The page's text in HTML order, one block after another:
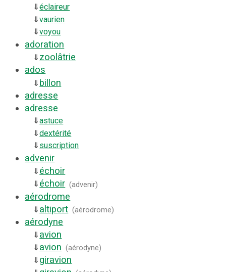
⇓éclaireur
⇓vaurien
⇓voyou
adoration
⇓ zoolâtrie
ados
⇓ billon
adresse
adresse
⇓astuce
⇓dextérité
⇓ suscription
advenir
⇓ échoir
⇓ échoir (advenir)
aérodrome
⇓ altiport (aérodrome)
aérodyne
⇓ avion
⇓ avion (aérodyne)
⇓ giravion